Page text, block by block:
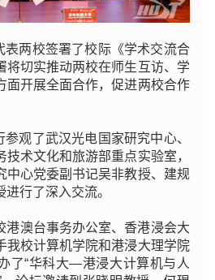
表两校签署了校际《学术交流合
将切实推动两校在师生互访、学
面开展全面合作，促进两校合作
观了武汉光电国家研究中心、
术文化和旅游部重点实验室，
中心党委副书记吴非教授、建规
行了深入交流。
港澳台事务办公室、香港浸会大
我校计算机学院和港浸大理学院
了“华科大—港浸大计算机与人